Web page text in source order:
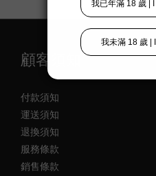
顧客須知
付款須知
運送須知
退換須知
服務條款
銷售條款